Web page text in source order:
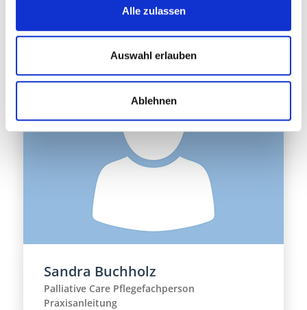
Alle zulassen
Auswahl erlauben
Ablehnen
Frederike Brakel-Ehrck
Sandra Buchholz
Palliative Care Pflegefachperson
Praxisanleitung